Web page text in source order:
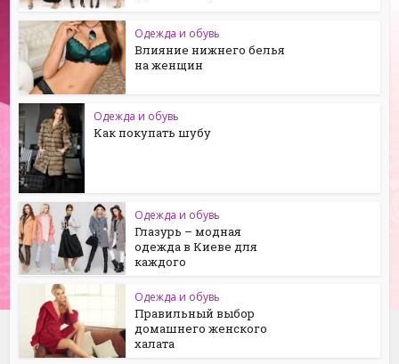
Одежда и обувь
Влияние нижнего белья
на женщин
Одежда и обувь
Как покупать шубу
Одежда и обувь
Глазурь – модная
одежда в Киеве для
каждого
Одежда и обувь
Правильный выбор
домашнего женского
халата